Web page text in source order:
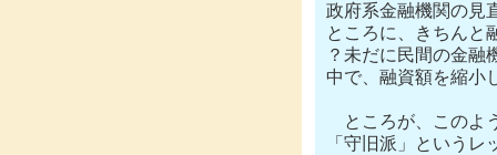
政府系金融機関の見
ところに、きちんと
？未だに民間の金融
中で、融資額を縮小
ところが、このよ
「守旧派」という